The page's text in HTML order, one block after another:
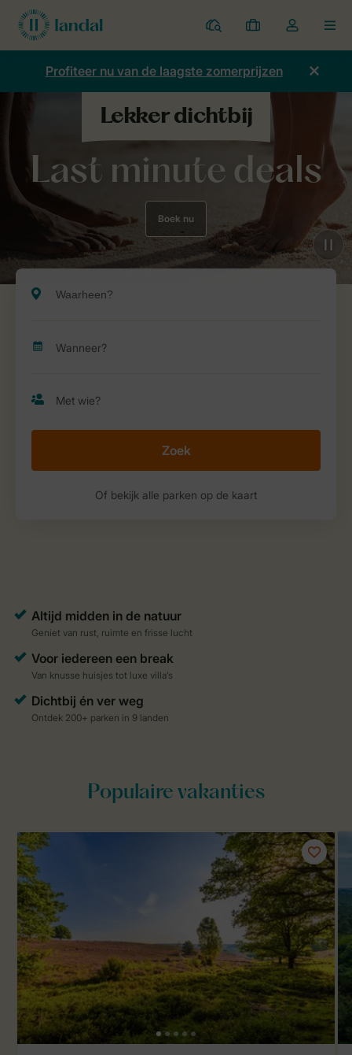
Parken
Mijn
boekingen
Open
de
dropdown
Profiteer nu van de laagste zomerprijzen
Last minute deals
Boek nu
Zoek
Of bekijk alle parken op de kaart